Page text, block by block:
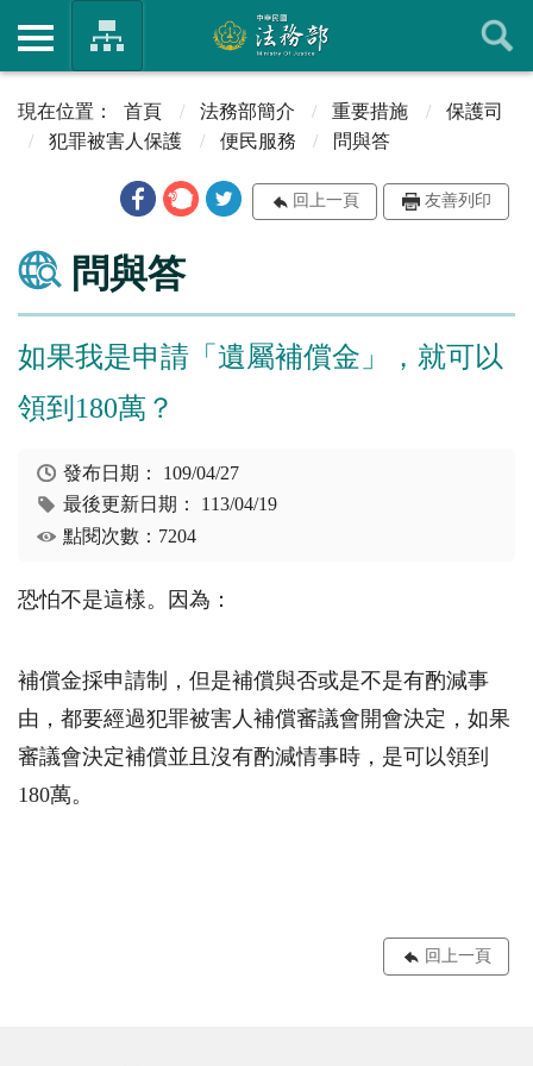
首頁 法務部簡介 重要措施
保護司
犯罪被害人保護
便民服務 問與答
回上一頁 友善列印
問與答
如果我是申請「遺屬補償金」，就可以
領到180萬？
發布日期： 109/04/27
最後更新日期： 113/04/19
點閱次數：7204
恐怕不是這樣。因為：
補償金採申請制，但是補償與否或是不是有酌減事
由，都要經過犯罪被害人補償審議會開會決定，如果
審議會決定補償並且沒有酌減情事時，是可以領到
180萬。
回上一頁